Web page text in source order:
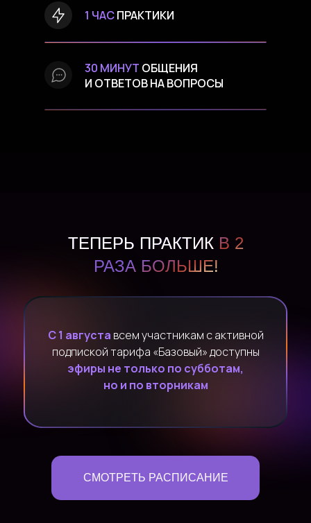
1 ЧАСПРАКТИКИ
30 МИНУТ ОБЩЕНИЯ
И ОТВЕТОВ НА ВОПРОСЫ
ТЕПЕРЬ ПРАКТИК В 2
РАЗА БОЛЬШЕ!
С 1 августа всем участникам с активной
подпиской тарифа «Базовый» доступны
эфиры не только по субботам,
но и по вторникам
СМОТРЕТЬ РАСПИСАНИЕ